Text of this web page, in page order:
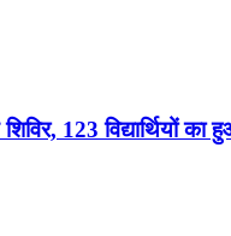
123 विद्यार्थियों का